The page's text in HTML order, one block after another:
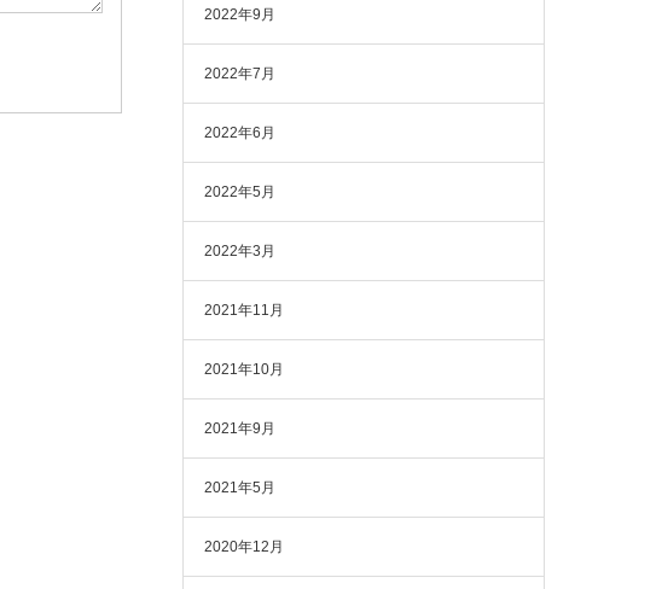
2022年9月
2022年7月
2022年6月
2022年5月
2022年3月
2021年11月
2021年10月
2021年9月
2021年5月
2020年12月